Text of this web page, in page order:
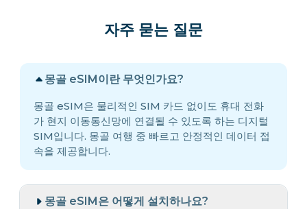
자주 묻는 질문
몽골 eSIM이란 무엇인가요?
몽골 eSIM은 물리적인 SIM 카드 없이도 휴대 전화
가 현지 이동통신망에 연결될 수 있도록 하는 디지털
SIM입니다. 몽골 여행 중 빠르고 안정적인 데이터 접
속을 제공합니다.
몽골 eSIM은 어떻게 설치하나요?